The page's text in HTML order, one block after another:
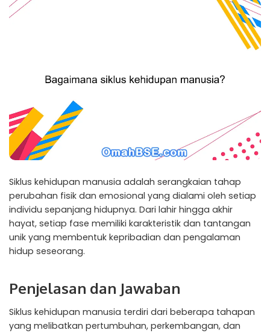
Siklus kehidupan manusia adalah serangkaian tahap
perubahan fisik dan emosional yang dialami oleh setiap
individu sepanjang hidupnya. Dari lahir hingga akhir
hayat, setiap fase memiliki karakteristik dan tantangan
unik yang membentuk kepribadian dan pengalaman
hidup seseorang.
Penjelasan dan Jawaban
Siklus kehidupan manusia terdiri dari beberapa tahapan
yang melibatkan pertumbuhan, perkembangan, dan